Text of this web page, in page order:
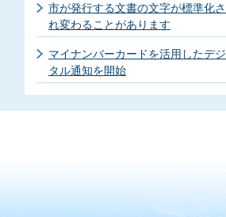
市が発行する文書の文字が標準化さ
れ変わることがあります
マイナンバーカードを活用したデジ
タル通知を開始